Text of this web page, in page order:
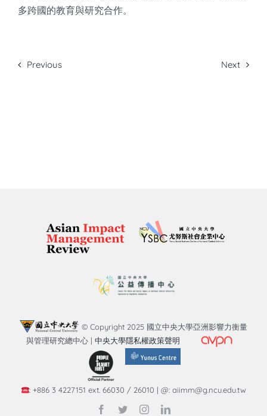
多跨國的教育與研究合作。
Previous Next
© Copyright 2025 國立中央大學亞洲影響力衡量
與管理研究總中心 | 中央大學隱私權政策聲明
: +886 3 4227151 ext. 66030 / 26010 | @: aiimm@g.ncu.edu.tw